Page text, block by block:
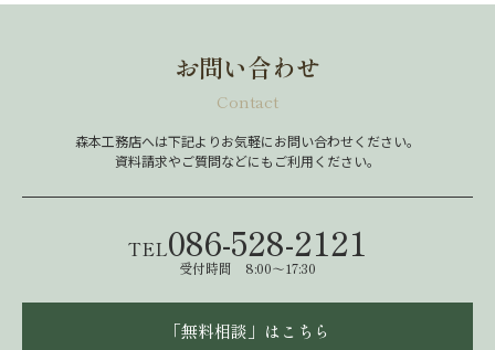
お問い合わせ
Contact
森本工務店へは下記よりお気軽にお問い合わせください。
資料請求やご質問などにもご利用ください。
TEL086-528-2121
受付時間 8:00～17:30
「無料相談」はこちら